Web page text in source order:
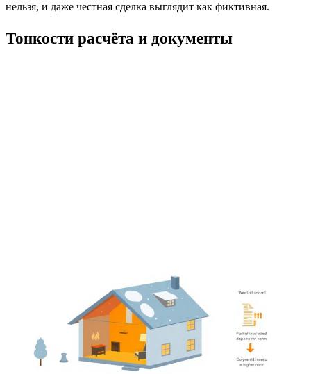
нельзя, и даже честная сделка выглядит как фиктивная.
Тонкости расчёта и документы